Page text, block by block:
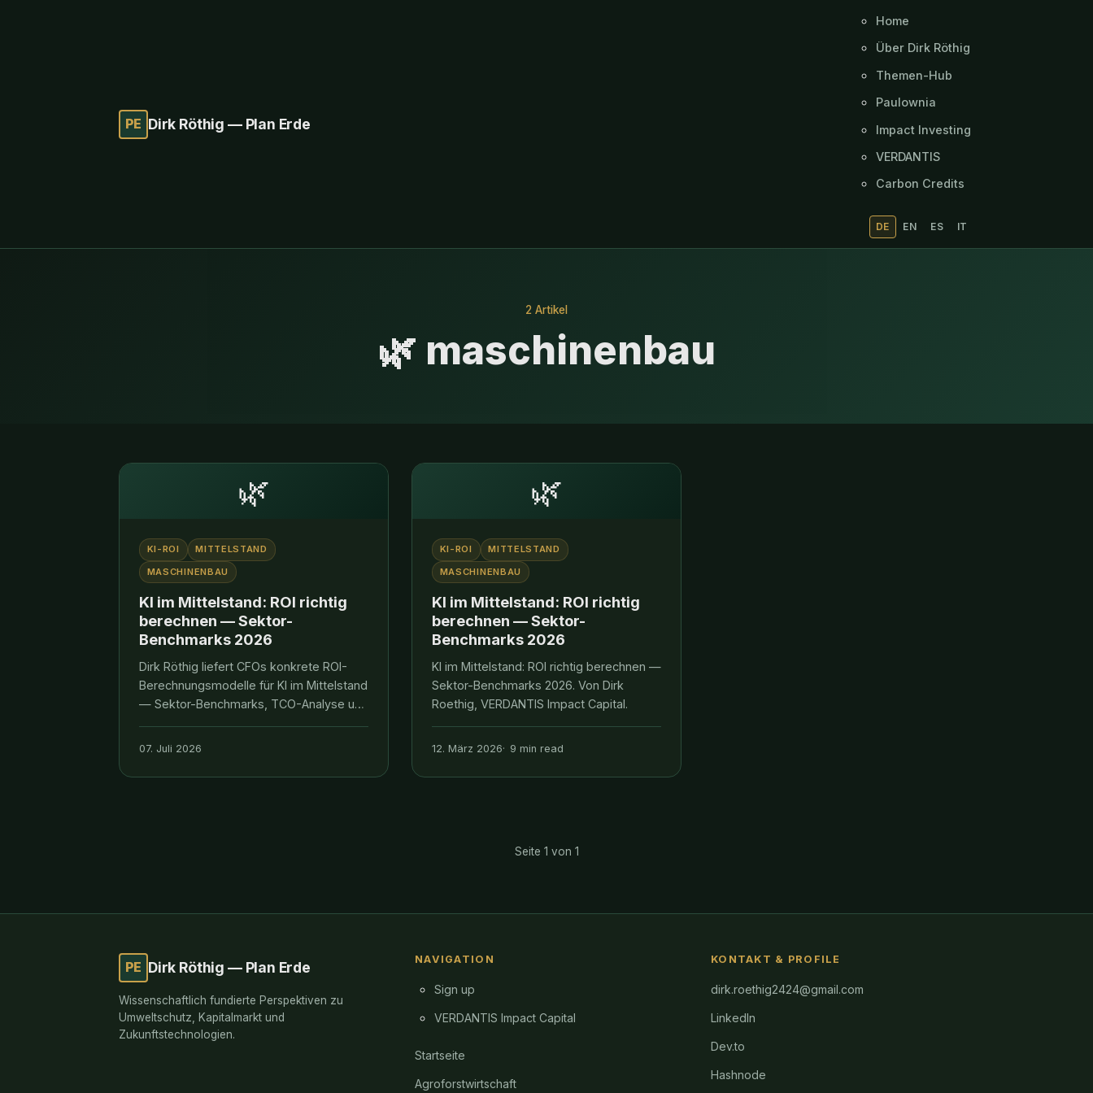
PE Dirk Röthig — Plan Erde
Home
Über Dirk Röthig
Themen-Hub
Paulownia
Impact Investing
VERDANTIS
Carbon Credits
DE EN ES IT
2 Artikel
🌿 maschinenbau
🌿
KI-ROI
MITTELSTAND
MASCHINENBAU
KI im Mittelstand: ROI richtig
berechnen — Sektor-
Benchmarks 2026
Dirk Röthig liefert CFOs konkrete ROI-
Berechnungsmodelle für KI im Mittelstand
— Sektor-Benchmarks, TCO-Analyse und
07. Juli 2026
🌿
KI-ROI
MITTELSTAND
MASCHINENBAU
KI im Mittelstand: ROI richtig
berechnen — Sektor-
Benchmarks 2026
KI im Mittelstand: ROI richtig berechnen —
Sektor-Benchmarks 2026. Von Dirk
Roethig, VERDANTIS Impact Capital.
12. März 2026 9 min read
Seite 1 von 1
PE Dirk Röthig — Plan Erde
Wissenschaftlich fundierte Perspektiven zu
Umweltschutz, Kapitalmarkt und
Zukunftstechnologien.
NAVIGATION
Sign up
VERDANTIS Impact Capital
Startseite
Agroforstwirtschaft
KONTAKT & PROFILE
dirk.roethig2424@gmail.com
LinkedIn
Dev.to
Hashnode